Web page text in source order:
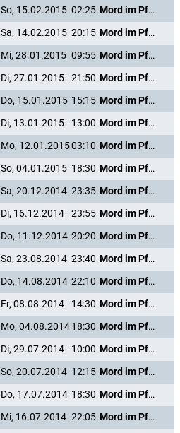
So, 15.02.2015 02:25
Mord im Pfarrhaus
Sa, 14.02.2015 20:15
Mord im Pfarrhaus
Mi, 28.01.2015 09:55
Mord im Pfarrhaus
Di, 27.01.2015 21:50
Mord im Pfarrhaus
Do, 15.01.2015 15:15
Mord im Pfarrhaus
Di, 13.01.2015 13:00
Mord im Pfarrhaus
Mo, 12.01.201503:10
Mord im Pfarrhaus
So, 04.01.2015 18:30
Mord im Pfarrhaus
Sa, 20.12.2014 23:35
Mord im Pfarrhaus
Di, 16.12.2014 23:55
Mord im Pfarrhaus
Do, 11.12.2014 20:20
Mord im Pfarrhaus
Sa, 23.08.2014 23:40
Mord im Pfarrhaus
Do, 14.08.2014 22:10
Mord im Pfarrhaus
Fr, 08.08.2014 14:30
Mord im Pfarrhaus
Mo, 04.08.201418:30
Mord im Pfarrhaus
Di, 29.07.2014 10:00
Mord im Pfarrhaus
So, 20.07.2014 12:15
Mord im Pfarrhaus
Do, 17.07.2014 18:30
Mord im Pfarrhaus
Mi, 16.07.2014 22:05
Mord im Pfarrhaus